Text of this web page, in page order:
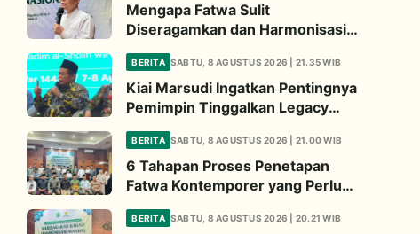
Mengapa Fatwa Sulit
Diseragamkan dan Harmonisasi
Manhaj Penting? Ini Penjelasan
Kiai Cholil
BERITA SABTU, 8 AGUSTUS 2026 | 21.35 WIB
Kiai Marsudi Ingatkan Pentingnya
Pemimpin Tinggalkan Legacy
Nyata untuk Umat
BERITA SABTU, 8 AGUSTUS 2026 | 21.00 WIB
6 Tahapan Proses Penetapan
Fatwa Kontemporer yang Perlu
Diperhatikan
BERITA SABTU, 8 AGUSTUS 2026 | 20.21 WIB